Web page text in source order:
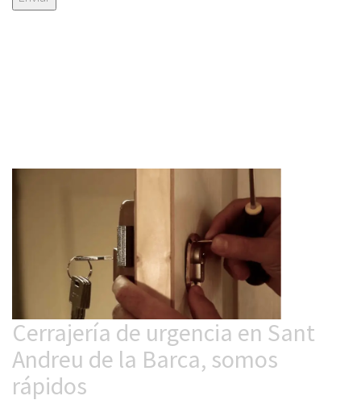
Cerrajería de urgencia en Sant
Andreu de la Barca, somos
rápidos